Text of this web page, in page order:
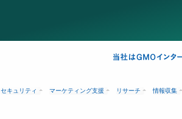
セキュリティ マーケティング支援 リサーチ 情報収集